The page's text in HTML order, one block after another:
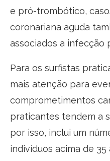
e pró-trombótico,
coronariana aguda
associados a infecção
Para os surfistas
mais atenção para
comprometimentos
praticantes tendem a
por isso, inclui um
indivíduos acima de